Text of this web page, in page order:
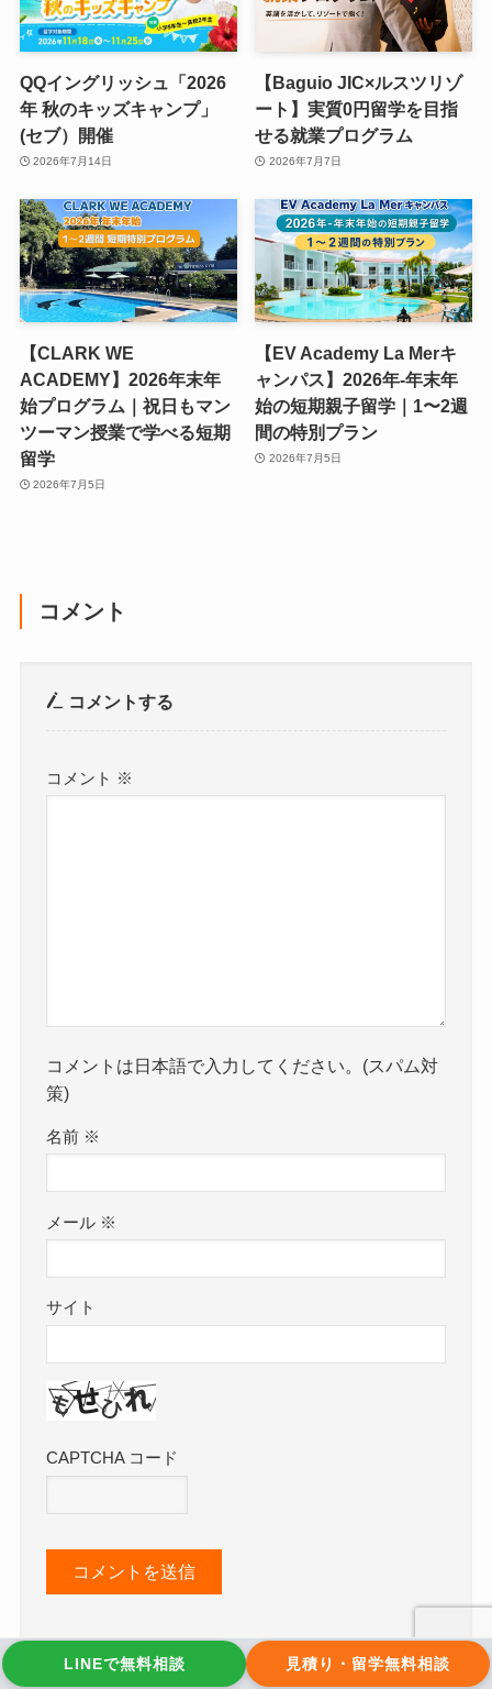
QQイングリッシュ「2026
年 秋のキッズキャンプ」
(セブ）開催
2026年7月14日
【Baguio JIC×ルスツリゾ
ート】実質0円留学を目指
せる就業プログラム
2026年7月7日
【CLARK WE
ACADEMY】2026年末年
始プログラム｜祝日もマン
ツーマン授業で学べる短期
留学
2026年7月5日
【EV Academy La Merキ
ャンパス】2026年-年末年
始の短期親子留学｜1〜2週
間の特別プラン
2026年7月5日
コメント
コメントする
コメント ※
コメントは日本語で入力してください。(スパム対
策)
名前 ※
メール ※
サイト
CAPTCHA コード
LINEで無料相談 見積り・留学無料相談